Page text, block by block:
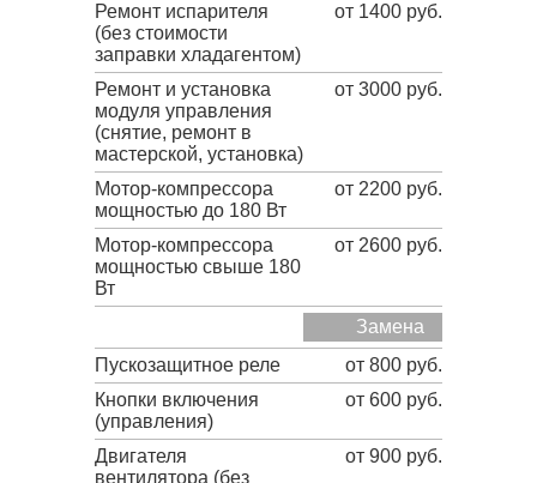
Ремонт испарителя
(без стоимости
заправки хладагентом)
от 1400 руб.
Ремонт и установка
модуля управления
(снятие, ремонт в
мастерской, установка)
от 3000 руб.
Мотор-компрессора
мощностью до 180 Вт
от 2200 руб.
Мотор-компрессора
мощностью свыше 180
Вт
от 2600 руб.
Замена
Пускозащитное реле
от 800 руб.
Кнопки включения
(управления)
от 600 руб.
Двигателя
вентилятора (без
от 900 руб.